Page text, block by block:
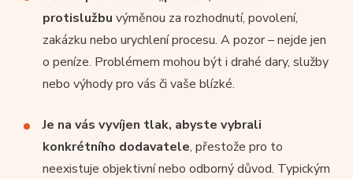
protislužbu výměnou za rozhodnutí, povolení,
zakázku nebo urychlení procesu. A pozor – nejde jen
o peníze. Problémem mohou být i drahé dary, služby
nebo výhody pro vás či vaše blízké.
Je na vás vyvíjen tlak, abyste vybrali
konkrétního dodavatele, přestože pro to
neexistuje objektivní nebo odborný důvod. Typickým